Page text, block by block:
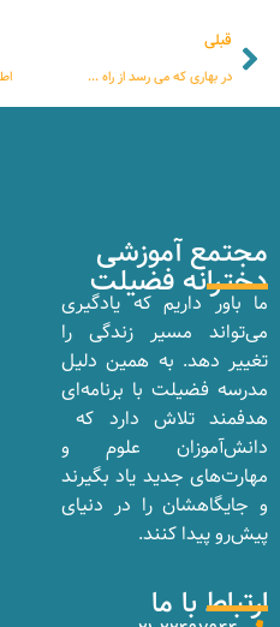
قبلی
در بهاری که می رسد از راه …
مجتمع آموزشی
دخترانه فضیلت
ما باور داریم که یادگیری
می‌تواند مسیر زندگی را
تغییر دهد. به همین دلیل
مدرسه فضیلت با برنامه‌ای
هدفمند تلاش دارد که
دانش‌آموزان علوم و
مهارت‌های جدید یاد بگیرند
و جایگاهشان را در دنیای
پیش‌رو پیدا کنند.
ارتباط با ما